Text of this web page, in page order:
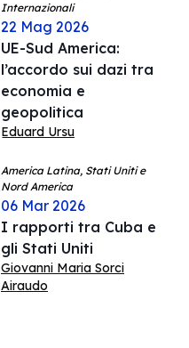
Internazionali
22 Mag 2026
UE-Sud America:
l’accordo sui dazi tra
economia e
geopolitica
Eduard Ursu
America Latina, Stati Uniti e
Nord America
06 Mar 2026
I rapporti tra Cuba e
gli Stati Uniti
Giovanni Maria Sorci
Airaudo